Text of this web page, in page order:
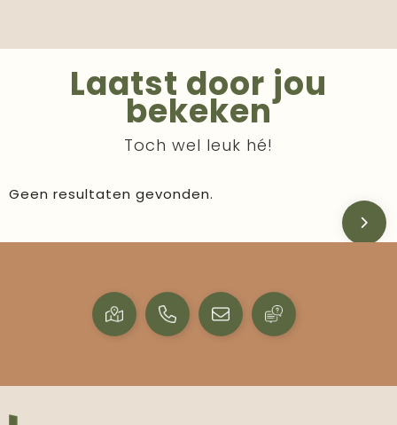
Laatst door jou
bekeken
Toch wel leuk hé!
Geen resultaten gevonden.